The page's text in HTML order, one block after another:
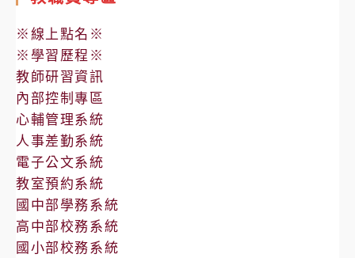
※線上點名※
※學習歷程※
教師研習資訊
內部控制專區
心輔管理系統
人事差勤系統
電子公文系統
教室預約系統
國中部學務系統
高中部校務系統
國小部校務系統